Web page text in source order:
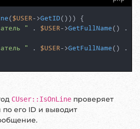
( $USER->GetID())) {
" . $USER->GetFullName () .
" . $USER->GetFullName () .
CUser::IsOnLine проверяет
по его ID и выводит